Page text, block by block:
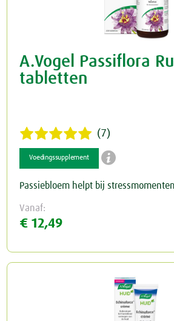
A.Vogel Passiflora
tabletten
(7)
Voedingssupplement 
Passiebloem helpt bij
Vanaf:
€ 12,49